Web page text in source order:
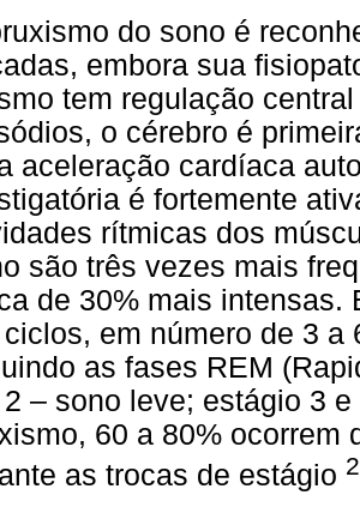
do sono é
embora sua
tem regulação
o cérebro é
aceleração cardíaca
é fortemente
rítmicas dos
são três vezes mais
de 30% mais intensas.
em número de 3
as fases REM
2 – sono leve; estágio 3
60 a 80% ocorrem
as trocas de estágio